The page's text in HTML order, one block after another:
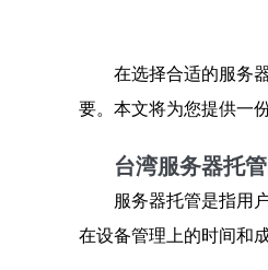
在选择合适的服务
要。本文将为您提供一
台湾服务器托
服务器托管是指用
在设备管理上的时间和